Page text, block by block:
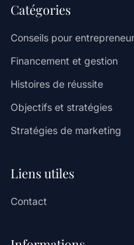
Catégories
Conseils pour
Financement et gestion
Histoires de réussite
Objectifs et stratégies
Stratégies de marketing
Liens utiles
Contact